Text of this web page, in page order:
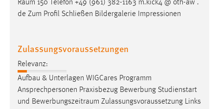
Raum 150 Telefon +49 (961) 382-1163 m.kick4 @ oth-aw .
de Zum Profil Schließen Bildergalerie Impressionen
Zulassungsvoraussetzungen
Relevanz:
Aufbau & Unterlagen WIGCares Programm
Ansprechpersonen Praxisbezug Bewerbung Studienstart
und Bewerbungszeitraum Zulassungsvoraussetzung Links